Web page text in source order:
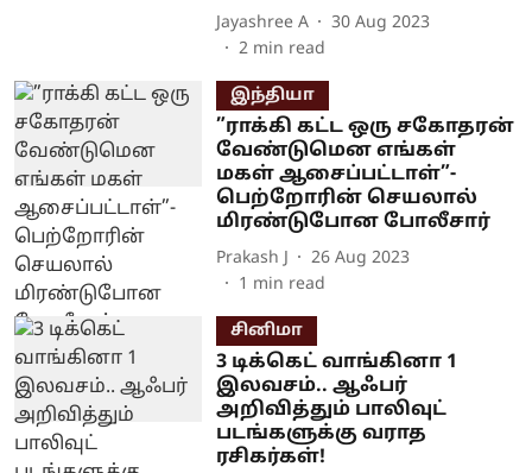
Jayashree A
30 Aug 2023
2 min read
இந்தியா
”ராக்கி கட்ட ஒரு சகோதரன்
வேண்டுமென எங்கள்
மகள் ஆசைப்பட்டாள்”-
பெற்றோரின் செயலால்
மிரண்டுபோன போலீசார்
Prakash J
26 Aug 2023
1 min read
சினிமா
3 டிக்கெட் வாங்கினா 1
இலவசம்.. ஆஃபர்
அறிவித்தும் பாலிவுட்
படங்களுக்கு வராத
ரசிகர்கள்!